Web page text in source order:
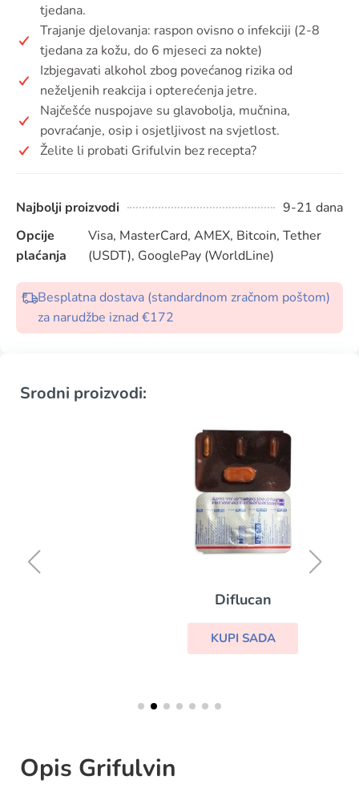
tjedana.
Trajanje djelovanja: raspon ovisno o infekciji (2-8
tjedana za kožu, do 6 mjeseci za nokte)
Izbjegavati alkohol zbog povećanog rizika od
neželjenih reakcija i opterećenja jetre.
Najčešće nuspojave su glavobolja, mučnina,
povraćanje, osip i osjetljivost na svjetlost.
Želite li probati Grifulvin bez recepta?
Najbolji proizvodi
9-21 dana
Opcije
plaćanja
Visa, MasterCard, AMEX, Bitcoin, Tether
(USDT), GooglePay (WorldLine)
Besplatna dostava (standardnom zračnom poštom)
za narudžbe iznad €172
Srodni proizvodi:
KUPI SADA
Opis Grifulvin